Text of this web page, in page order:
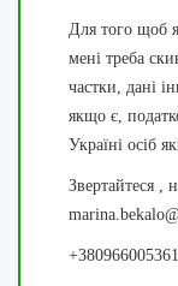
Для того щоб
мені треба
частки, дані
якщо є,
Україні осіб
Звертайтеся ,